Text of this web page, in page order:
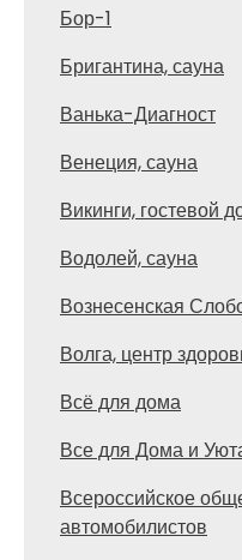
Бор-1
Бригантина, сауна
Ванька-Диагност
Венеция, сауна
Викинги, гостевой
Водолей, сауна
Вознесенская
Волга, центр
Всё для дома
Все для Дома и
Всероссийское
автомобилистов